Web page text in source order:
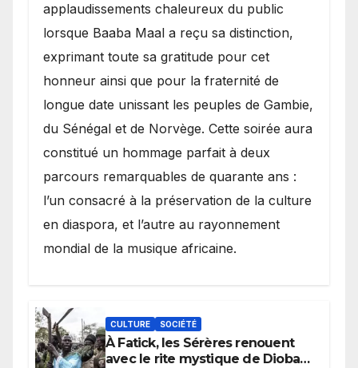
applaudissements chaleureux du public
lorsque Baaba Maal a reçu sa distinction,
exprimant toute sa gratitude pour cet
honneur ainsi que pour la fraternité de
longue date unissant les peuples de Gambie,
du Sénégal et de Norvège. Cette soirée aura
constitué un hommage parfait à deux
parcours remarquables de quarante ans :
l’un consacré à la préservation de la culture
en diaspora, et l’autre au rayonnement
mondial de la musique africaine.
CULTURE SOCIÉTÉ
À Fatick, les Sérères renouent
avec le rite mystique de Diobaye